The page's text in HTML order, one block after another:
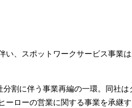
い、スポットワークサービス事業
割に伴う事業再編の一環。同社は
ーローの営業に関する事業を承継